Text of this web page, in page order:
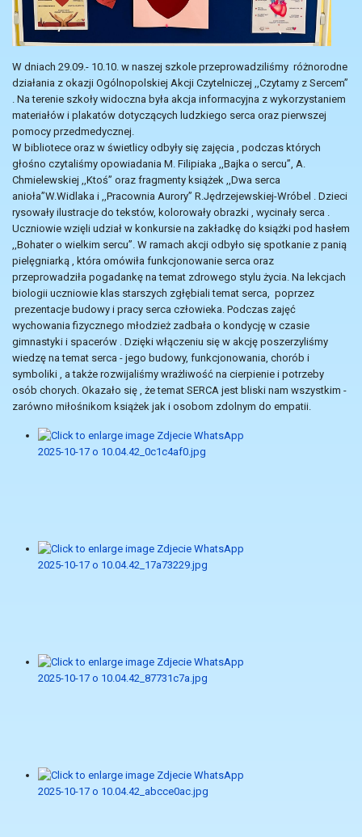
W dniach 29.09.- 10.10. w naszej szkole przeprowadziliśmy różnorodne
działania z okazji Ogólnopolskiej Akcji Czytelniczej ,,Czytamy z Sercem”
. Na terenie szkoły widoczna była akcja informacyjna z wykorzystaniem
materiałów i plakatów dotyczących ludzkiego serca oraz pierwszej
pomocy przedmedycznej.
W bibliotece oraz w świetlicy odbyły się zajęcia , podczas których
głośno czytaliśmy opowiadania M. Filipiaka ,,Bajka o sercu”, A.
Chmielewskiej ,,Ktoś” oraz fragmenty książek ,,Dwa serca
anioła”W.Widlaka i ,,Pracownia Aurory” R.Jędrzejewskiej-Wróbel . Dzieci
rysowały ilustracje do tekstów, kolorowały obrazki , wycinały serca .
Uczniowie wzięli udział w konkursie na zakładkę do książki pod hasłem
,,Bohater o wielkim sercu”. W ramach akcji odbyło się spotkanie z panią
pielęgniarką , która omówiła funkcjonowanie serca oraz
przeprowadziła pogadankę na temat zdrowego stylu życia. Na lekcjach
biologii uczniowie klas starszych zgłębiali temat serca, poprzez
prezentacje budowy i pracy serca człowieka. Podczas zajęć
wychowania fizycznego młodzież zadbała o kondycję w czasie
gimnastyki i spacerów . Dzięki włączeniu się w akcję poszerzyliśmy
wiedzę na temat serca - jego budowy, funkcjonowania, chorób i
symboliki , a także rozwijaliśmy wrażliwość na cierpienie i potrzeby
osób chorych. Okazało się , że temat SERCA jest bliski nam wszystkim -
zarówno miłośnikom książek jak i osobom zdolnym do empatii.